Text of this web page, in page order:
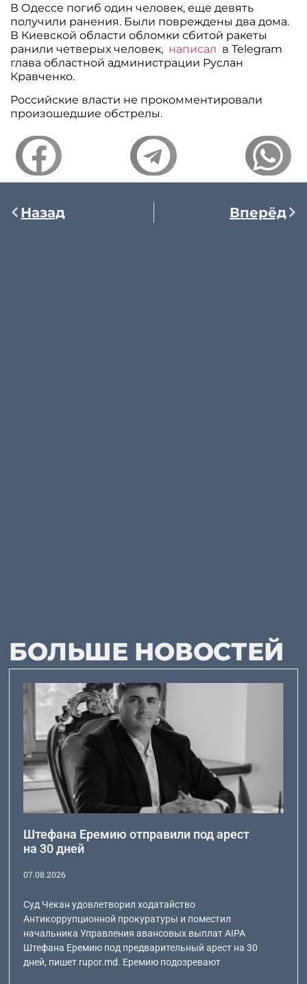
В Одессе погиб один человек, еще девять
получили ранения. Были повреждены два дома.
В Киевской области обломки сбитой ракеты
ранили четверых человек, написал в Telegram
глава областной администрации Руслан
Кравченко.
Российские власти не прокомментировали
произошедшие обстрелы.
Назад Вперёд
БОЛЬШЕ НОВОСТЕЙ
Штефана Еремию отправили под арест
на 30 дней
07.08.2026
Суд Чекан удовлетворил ходатайство
Антикоррупционной прокуратуры и поместил
начальника Управления авансовых выплат AIPA
Штефана Еремию под предварительный арест на 30
дней, пишет rupor.md. Еремию подозревают